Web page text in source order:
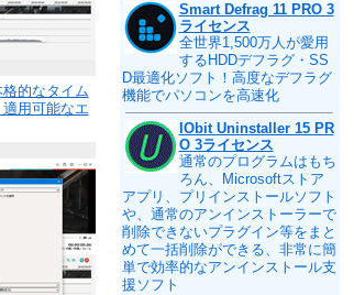
格的なタイム
用可能なエ
Smart Defrag 11 PRO 3
ライセンス
全世界1,500万人が愛用
するHDDデフラグ・SS
D最適化ソフト！高度なデフラグ
機能でパソコンを高速化
IObit Uninstaller 15 PR
O 3ライセンス
通常のプログラムはもち
ろん、Microsoftストア
アプリ、プリインストールソフト
や、通常のアンインストーラーで
削除できないプラグイン等をまと
めて一括削除ができる、非常に簡
単で効率的なアンインストール支
援ソフト